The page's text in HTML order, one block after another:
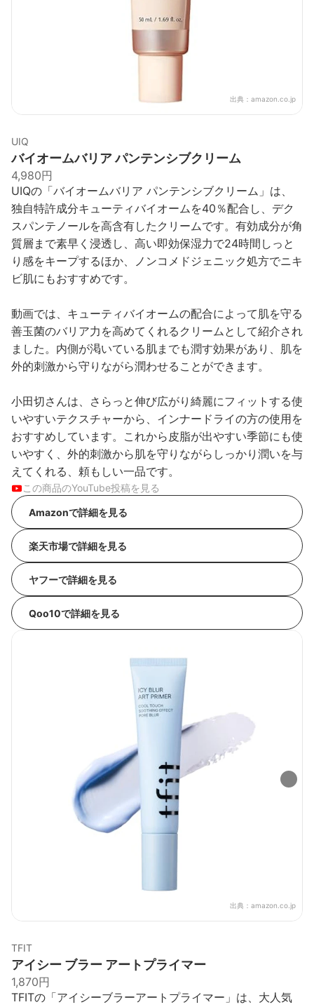
出典： amazon.co.jp
UIQ
バイオームバリア パンテンシブクリーム
4,980円
UIQの「バイオームバリア パンテンシブクリーム」は、
独自特許成分キューティバイオームを40％配合し、デク
スパンテノールを高含有したクリームです。有効成分が角
質層まで素早く浸透し、高い即効保湿力で24時間しっと
り感をキープするほか、ノンコメドジェニック処方でニキ
ビ肌にもおすすめです。
動画では、キューティバイオームの配合によって肌を守る
善玉菌のバリア力を高めてくれるクリームとして紹介され
ました。内側が渇いている肌までも潤す効果があり、肌を
外的刺激から守りながら潤わせることができます。
小田切さんは、さらっと伸び広がり綺麗にフィットする使
いやすいテクスチャーから、インナードライの方の使用を
おすすめしています。これから皮脂が出やすい季節にも使
いやすく、外的刺激から肌を守りながらしっかり潤いを与
えてくれる、頼もしい一品です。
この商品のYouTube投稿を見る
Amazonで詳細を見る
楽天市場で詳細を見る
ヤフーで詳細を見る
Qoo10で詳細を見る
出典： amazon.co.jp
TFIT
アイシー ブラー アートプライマー
1,870円
TFITの「アイシーブラーアートプライマー」は、大人気